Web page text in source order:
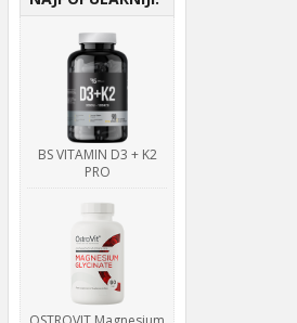
BS VITAMIN D3 + K2
PRO